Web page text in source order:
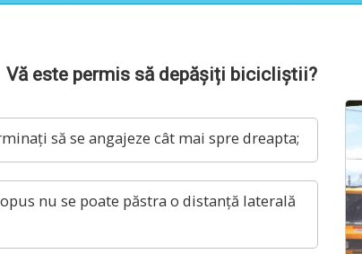
Vă este permis să depășiți bicicliștii?
să se angajeze cât mai spre dreapta;
nu se poate păstra o distanță laterală